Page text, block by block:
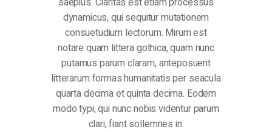
dynamicus, qui sequitur mutationem
consuetudium lectorum. Mirum est
notare quam littera gothica, quam nunc
putamus parum claram, anteposuerit
litterarum formas humanitatis per seacula
quarta decima et quinta decima. Eodem
modo typi, qui nunc nobis videntur parum
clari, fiant sollemnes in.